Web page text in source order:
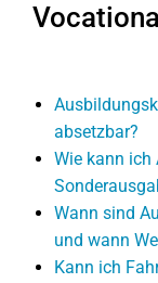
absetzbar?
Wie kann
Wann sind
und wann
Kann ich